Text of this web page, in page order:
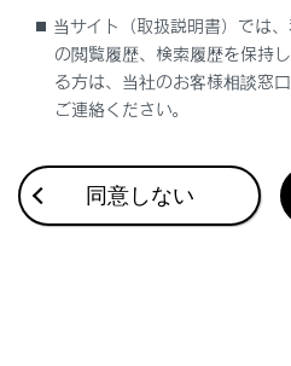
ミラーの調整
このページは役に立ちました
当サイト（取扱説明書）では
の閲覧履歴、検索履歴を保持
る方は、当社のお客様相談
ご連絡ください。
同意しない